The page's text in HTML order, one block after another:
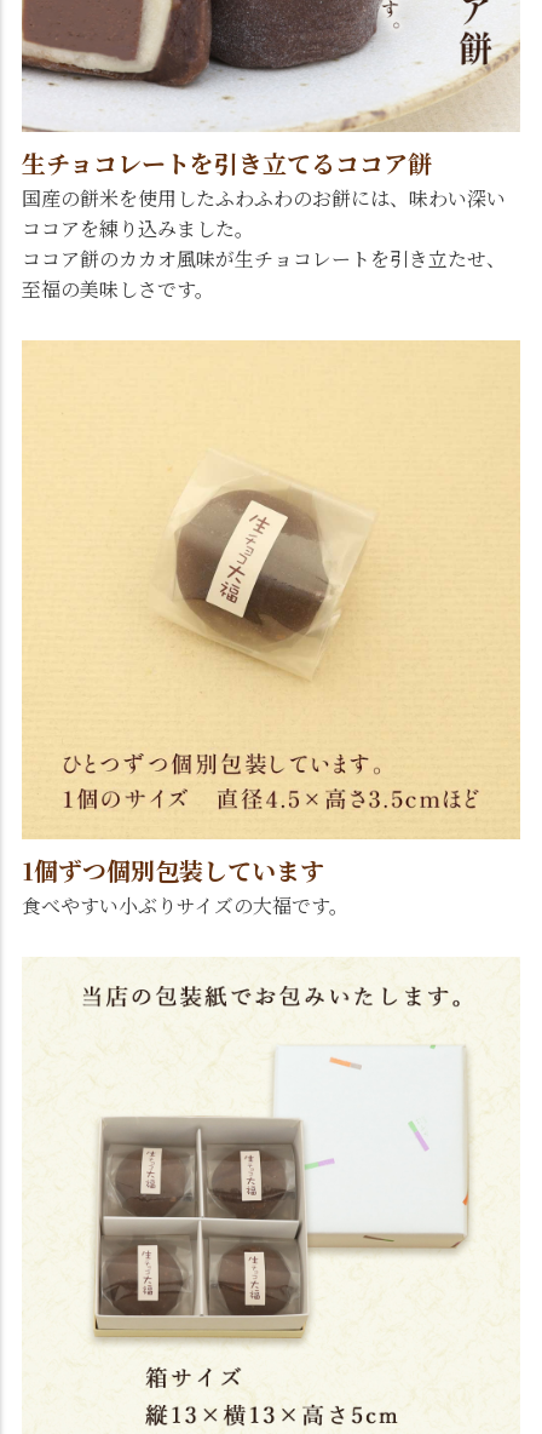
生チョコレートを引き立てるココア餅
国産の餅米を使用したふわふわのお餅には、味わい深い
ココアを練り込みました。
ココア餅のカカオ風味が生チョコレートを引き立たせ、
至福の美味しさです。
1個ずつ個別包装しています
食べやすい小ぶりサイズの大福です。